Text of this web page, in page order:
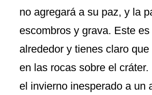
no agregará a su paz, y la
escombros y grava. Este
alrededor y tienes claro
en las rocas sobre el
el invierno inesperado a un